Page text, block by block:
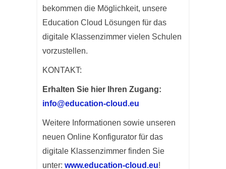
bekommen die Möglichkeit, unsere
Education Cloud Lösungen für das
digitale Klassenzimmer vielen Schulen
vorzustellen.
KONTAKT:
Erhalten Sie hier Ihren Zugang:
info@education-cloud.eu
Weitere Informationen sowie unseren
neuen Online Konfigurator für das
digitale Klassenzimmer finden Sie
unter: www.education-cloud.eu!